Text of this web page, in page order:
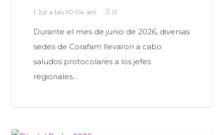
1 Jul a las 10:04 am 0
Durante el mes de junio de 2026, diversas
sedes de Corafam llevaron a cabo
saludos protocolares a los jefes
regionales…